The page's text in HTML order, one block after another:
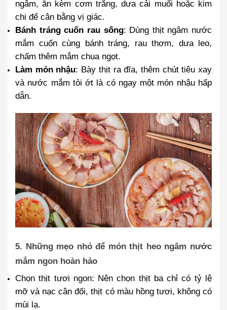
ngâm, ăn kèm cơm trắng, dưa cải muối hoặc kim
chi để cân bằng vị giác.
Bánh tráng cuốn rau sống: Dùng thịt ngâm nước
mắm cuốn cùng bánh tráng, rau thơm, dưa leo,
chấm thêm mắm chua ngọt.
Làm món nhậu: Bày thịt ra đĩa, thêm chút tiêu xay
và nước mắm tỏi ớt là có ngay một món nhậu hấp
dẫn.
5. Những mẹo nhỏ để món thịt heo ngâm nước
mắm ngon hoàn hảo
Chọn thịt tươi ngon: Nên chọn thịt ba chỉ có tỷ lệ
mỡ và nạc cân đối, thịt có màu hồng tươi, không có
mùi lạ.